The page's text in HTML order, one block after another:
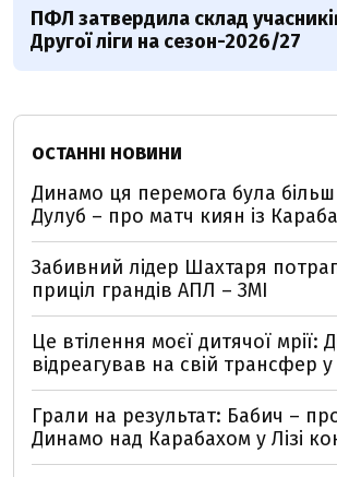
ПФЛ затвердила склад
Другої ліги на сезон-2026/27
ОСТАННІ НОВИНИ
Динамо ця перемога була
Дулуб – про матч киян із
Забивний лідер Шахтаря
приціл грандів АПЛ – ЗМІ
Це втілення моєї дитячої мрії:
відреагував на свій трансфер
Грали на результат: Бабич –
Динамо над Карабахом у Лізі